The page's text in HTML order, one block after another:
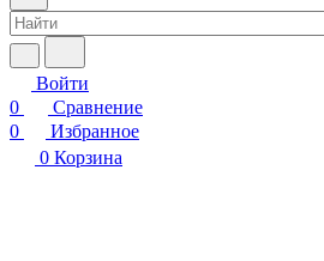
Войти
0
Сравнение
0
Избранное
0 Корзина